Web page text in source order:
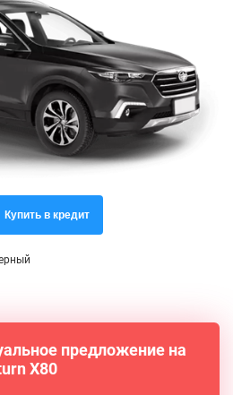
Купить в кредит
предложение на
X80